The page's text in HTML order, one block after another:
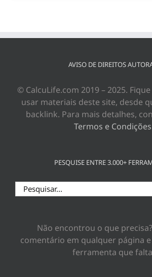
AVISO DE DIREITOS
© CalcuLife.com 2019 – 2025.
usar materiais deste site, desde
backlink. Para mais detalhes,
Termos e Condições
PESQUISE ENTRE 3.000+
Buscar
resultados
Não encontrou o que
comentário em qualquer página
ferramenta que